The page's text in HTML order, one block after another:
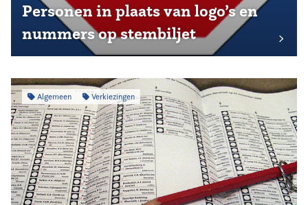
Personen in plaats van logo’s en
nummers op stembiljet
Algemeen Verkiezingen